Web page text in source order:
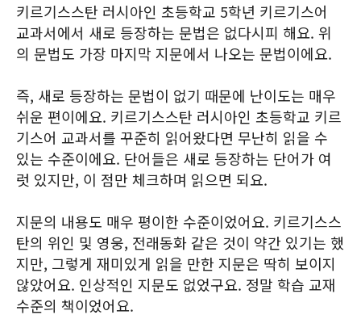
키르기스스탄 러시아인 초등학교 5학년 키르기스어
교과서에서 새로 등장하는 문법은 없다시피 해요. 위
의 문법도 가장 마지막 지문에서 나오는 문법이에요.
즉, 새로 등장하는 문법이 없기 때문에 난이도는 매우
쉬운 편이에요. 키르기스스탄 러시아인 초등학교 키르
기스어 교과서를 꾸준히 읽어왔다면 무난히 읽을 수
있는 수준이에요. 단어들은 새로 등장하는 단어가 여
럿 있지만, 이 점만 체크하며 읽으면 되요.
지문의 내용도 매우 평이한 수준이었어요. 키르기스스
탄의 위인 및 영웅, 전래동화 같은 것이 약간 있기는 했
지만, 그렇게 재미있게 읽을 만한 지문은 딱히 보이지
않았어요. 인상적인 지문도 없었구요. 정말 학습 교재
수준의 책이었어요.